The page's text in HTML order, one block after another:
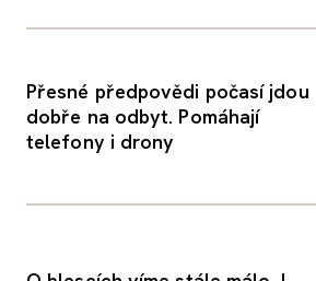
Přesné předpovědi počasí jdou
dobře na odbyt. Pomáhají
telefony i drony